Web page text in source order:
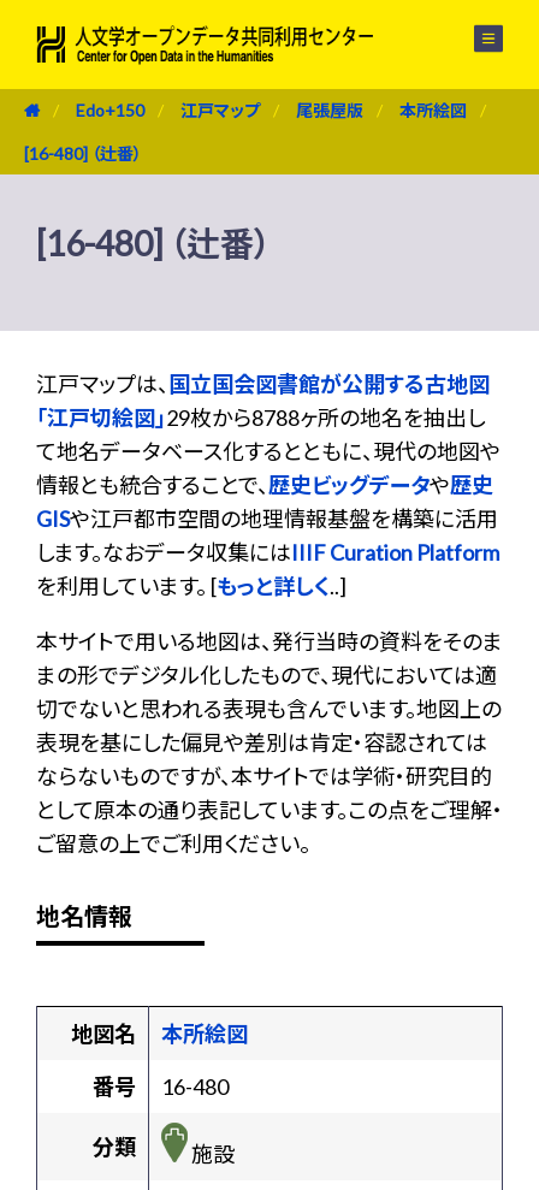
Edo+150 江戸マップ 尾張屋版 本所絵図
[16-480] （辻番）
[16-480] （辻番）
江戸マップは、 国立国会図書館が公開する古地図
「江戸切絵図」29枚から8788ヶ所の地名を抽出し
て地名データベース化するとともに、現代の地図や
情報とも統合することで、歴史ビッグデータや歴史
GISや江戸都市空間の地理情報基盤を構築に活用
します。なおデータ収集にはIIIF Curation Platform
を利用しています。 [もっと詳しく..]
本サイトで用いる地図は、発行当時の資料をそのま
まの形でデジタル化したもので、現代においては適
切でないと思われる表現も含んでいます。地図上の
表現を基にした偏見や差別は肯定・容認されては
ならないものですが、本サイトでは学術・研究目的
として原本の通り表記しています。この点をご理解・
ご留意の上でご利用ください。
地名情報
地図名
本所絵図
番号
16-480
分類
施設